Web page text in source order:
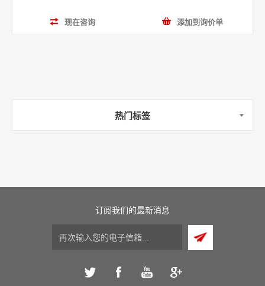
现在咨询 添加到询价单
热门标签
订阅我们的最新消息